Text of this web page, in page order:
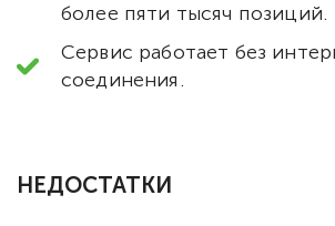
более пяти тысяч позиций.
Сервис работает без
соединения.
НЕДОСТАТКИ